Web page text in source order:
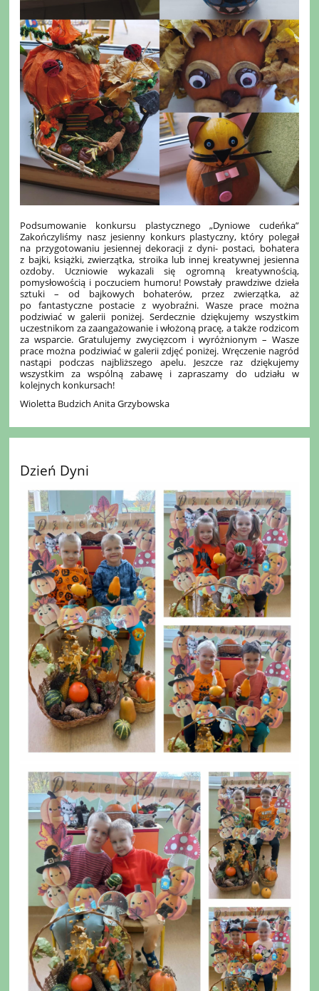
Podsumowanie konkursu plastycznego „Dyniowe cudeńka”
Zakończyliśmy nasz jesienny konkurs plastyczny, który polegał
na przygotowaniu jesiennej dekoracji z dyni- postaci, bohatera
z bajki, książki, zwierzątka, stroika lub innej kreatywnej jesienna
ozdoby. Uczniowie wykazali się ogromną kreatywnością,
pomysłowością i poczuciem humoru! Powstały prawdziwe dzieła
sztuki – od bajkowych bohaterów, przez zwierzątka, aż
po fantastyczne postacie z wyobraźni. Wasze prace można
podziwiać w galerii poniżej. Serdecznie dziękujemy wszystkim
uczestnikom za zaangażowanie i włożoną pracę, a także rodzicom
za wsparcie. Gratulujemy zwycięzcom i wyróżnionym – Wasze
prace można podziwiać w galerii zdjęć poniżej. Wręczenie nagród
nastąpi podczas najbliższego apelu. Jeszcze raz dziękujemy
wszystkim za wspólną zabawę i zapraszamy do udziału w
kolejnych konkursach!
Wioletta Budzich Anita Grzybowska
Dzień Dyni